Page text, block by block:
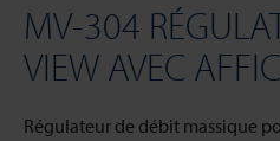
MV-304
VIEW AVEC
Régulateur de débit massique